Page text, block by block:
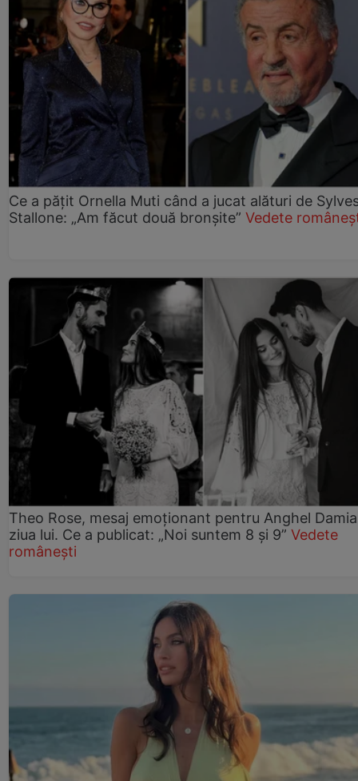
Ce a pățit Ornella Muti când a jucat alături de
Stallone: „Am făcut două bronșite” Vedete
Theo Rose, mesaj emoționant pentru Anghel
ziua lui. Ce a publicat: „Noi suntem 8 și 9” Vedete
românești